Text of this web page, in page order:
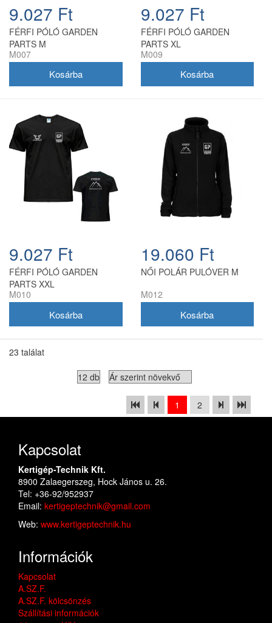
9.027 Ft
FÉRFI PÓLÓ GARDEN
PARTS M
M007
9.027 Ft
FÉRFI PÓLÓ GARDEN
PARTS XL
M009
9.027 Ft
FÉRFI PÓLÓ GARDEN
PARTS XXL
M010
19.060 Ft
NŐI POLÁR PULÓVER M
M012
23 találat
1 2
Kapcsolat
Kertigép-Technik Kft.
8900 Zalaegerszeg, Hock János u. 26.
Tel: +36-92/952937
Email: kertigeptechnik@gmail.com
Web: www.kertigeptechnik.hu
Információk
Kapcsolat
A.SZ.F.
A.SZ.F. kölcsönzés
Szállítási információk